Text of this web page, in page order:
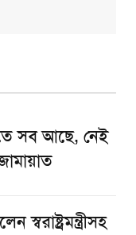
সব আছে, নেই
স্বরাষ্ট্রমন্ত্রীসহ